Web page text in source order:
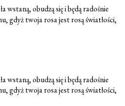
wstaną, obudzą się i będą radośnie
gdyż twoja rosa jest rosą światłości,
wstaną, obudzą się i będą radośnie
gdyż twoja rosa jest rosą światłości,